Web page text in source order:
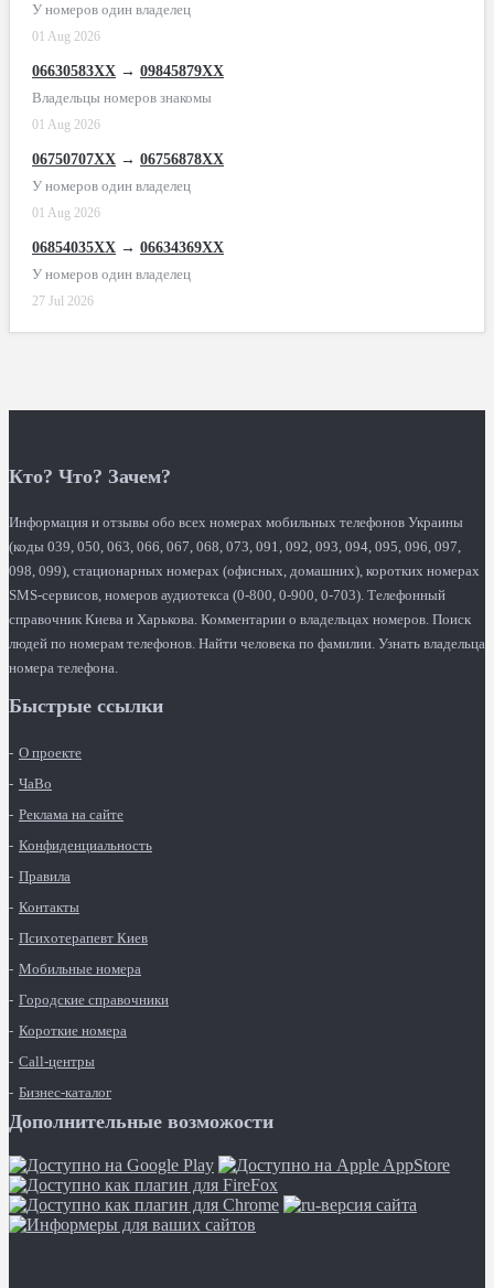
У номеров один владелец
01 Aug 2026
06630583XX → 09845879XX
Владельцы номеров знакомы
01 Aug 2026
06750707XX → 06756878XX
У номеров один владелец
01 Aug 2026
06854035XX → 06634369XX
У номеров один владелец
27 Jul 2026
Кто? Что? Зачем?
Информация и отзывы обо всех номерах мобильных телефонов Украины
(коды 039, 050, 063, 066, 067, 068, 073, 091, 092, 093, 094, 095, 096, 097,
098, 099), стационарных номерах (офисных, домашних), коротких номерах
SMS-сервисов, номеров аудиотекса (0-800, 0-900, 0-703). Телефонный
справочник Киева и Харькова. Комментарии о владельцах номеров. Поиск
людей по номерам телефонов. Найти человека по фамилии. Узнать владельца
номера телефона.
Быстрые ссылки
О проекте
ЧаВо
Реклама на сайте
Конфиденциальность
Правила
Контакты
Психотерапевт Киев
Мобильные номера
Городские справочники
Короткие номера
Call-центры
Бизнес-каталог
Дополнительные возможости